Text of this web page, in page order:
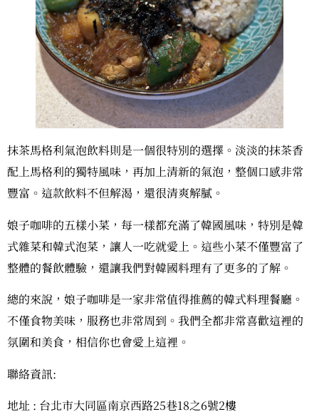
抹茶馬格利氣泡飲料則是一個很特別的選擇。淡淡的抹茶香
配上馬格利的獨特風味，再加上清新的氣泡，整個口感非常
豐富。這款飲料不但解渴，還很清爽解膩。
娘子咖啡的五樣小菜，每一樣都充滿了韓國風味，特別是韓
式雜菜和韓式泡菜，讓人一吃就愛上。這些小菜不僅豐富了
整體的餐飲體驗，還讓我們對韓國料理有了更多的了解。
總的來說，娘子咖啡是一家非常值得推薦的韓式料理餐廳。
不僅食物美味，服務也非常周到。我們全都非常喜歡這裡的
氛圍和美食，相信你也會愛上這裡。
聯絡資訊:
地址 : 台北市大同區南京西路25巷18之6號2樓